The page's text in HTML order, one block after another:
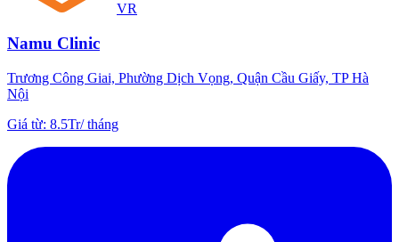
VR
Namu Clinic
Trương Công Giai, Phường Dịch Vọng, Quận Cầu Giấy, TP Hà
Nội
Giá từ: 8.5Tr/tháng